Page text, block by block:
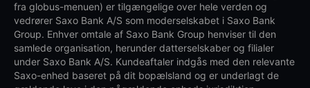
fra globus-menuen) er tilgængelige over hele verden og
vedrører Saxo Bank A/S som moderselskabet i Saxo Bank
Group. Enhver omtale af Saxo Bank Group henviser til den
samlede organisation, herunder datterselskaber og filialer
under Saxo Bank A/S. Kundeaftaler indgås med den relevante
Saxo-enhed baseret på dit bopælsland og er underlagt de